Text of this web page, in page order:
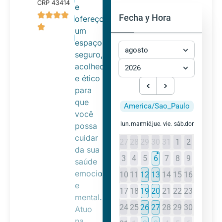
CRP 43414
Autoconhecimento
e
ofereço
um
espaço
seguro,
acolhedor
e ético
para
que
você
possa
cuidar
da sua
saúde
emocional
e
mental.
Atuo
Fecha y Hora
agosto
2026
America/Sao_Paulo
lun.mar.mié.jue. vie. sáb.dom.
27 28 29 30 31 1
2
3
4 5 6 7 8
9
10 11 12 13 14 15 16
17 18 19 20 21 22 23
24 2526 27 28 29 30